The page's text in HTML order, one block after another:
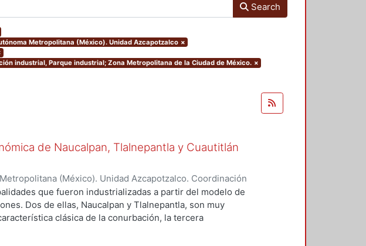
Search
Metropolitana (México). Unidad Azcapotzalco ×
industrial, Parque industrial; Zona Metropolitana de la Ciudad de México. ×
de Naucalpan, Tlalnepantla y Cuautitlán
(México). Unidad Azcapotzalco. Coordinación
,2003-03)Venancio Castillo, Hugo
que fueron industrializadas a partir del modelo de
Dos de ellas, Naucalpan y Tlalnepantla, son muy
clásica de la conurbación, la tercera